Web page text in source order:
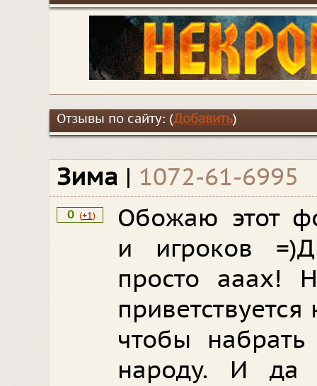
Отзывы по сайту: (Добавить)
Зима | 1072-61-6995
0 (+1)
Обожаю этот
и игроков
просто ааах!
чтобы
народу. И да